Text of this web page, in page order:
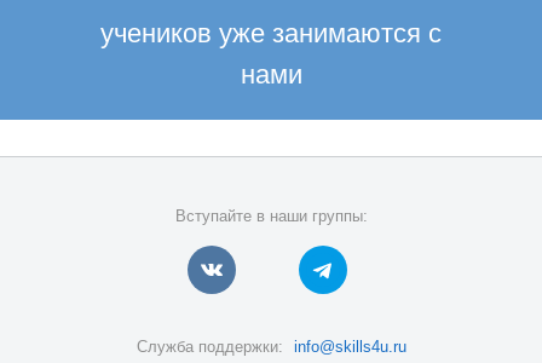
учеников уже занимаются с
нами
Вступайте в наши группы:
Служба поддержки: info@skills4u.ru